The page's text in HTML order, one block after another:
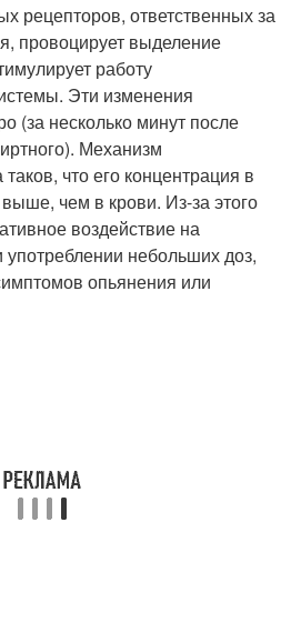
рецепторов, ответственных за
провоцирует выделение
работу
Эти изменения
(за несколько минут после
Механизм
что его концентрация в
выше, чем в крови. Из-за этого
воздействие на
небольших доз,
опьянения или